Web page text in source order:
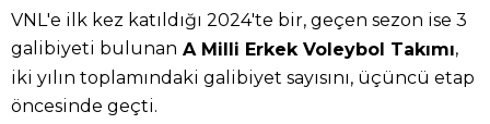
VNL'e ilk kez katıldığı 2024'te bir, geçen sezon ise 3
galibiyeti bulunan A Milli Erkek Voleybol Takımı,
iki yılın toplamındaki galibiyet sayısını, üçüncü etap
öncesinde geçti.